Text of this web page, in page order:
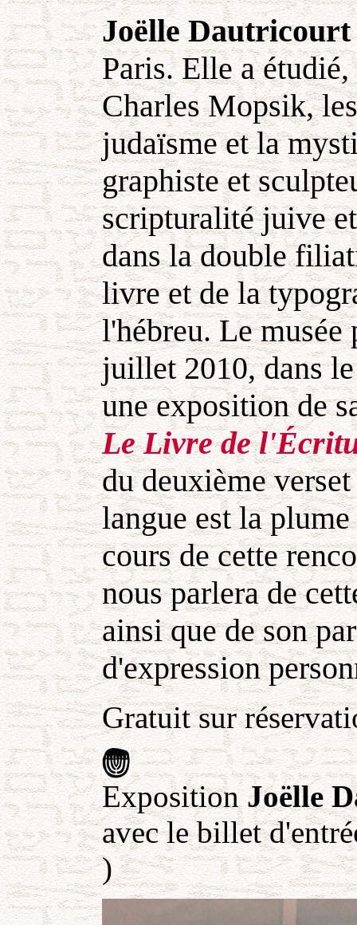
Joëlle Dautricourt
Paris. Elle a
Charles Mopsik,
judaïsme et la
graphiste et
scripturalité juive
dans la double
livre et de la
l'hébreu. Le musée
juillet 2010, dans
une exposition de
Le Livre de
du deuxième
langue est la
cours de cette
nous parlera de
ainsi que de son
d'expression
Gratuit sur
ExpositionJoëlle
avec le billet
)